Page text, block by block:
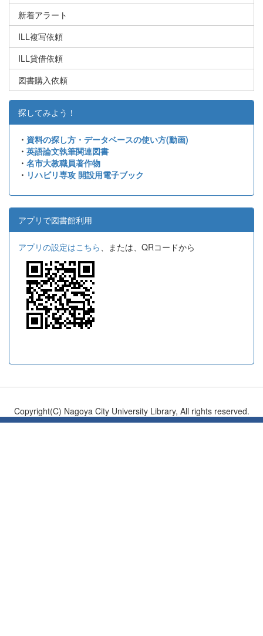
新着アラート
ILL複写依頼
ILL貸借依頼
図書購入依頼
探してみよう！
・ 資料の探し方・データベースの使い方(動画)
・ 英語論文執筆関連図書
・ 名市大教職員著作物
・ リハビリ専攻 開設用電子ブック
アプリで図書館利用
アプリの設定はこちら、または、QRコードから
Copyright(C) Nagoya City University Library, All rights reserved.